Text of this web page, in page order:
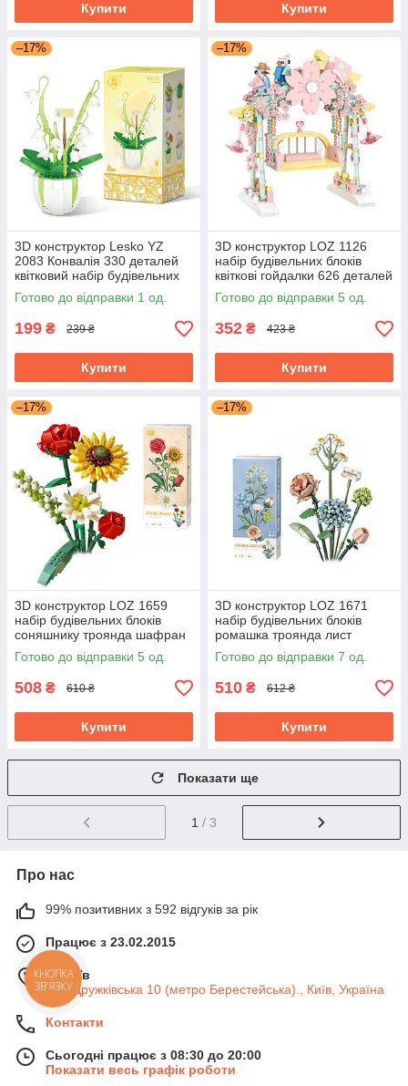
Купити Купити
–17%
3D конструктор Lesko YZ
2083 Конвалія 330 деталей
квітковий набір будівельних
блоків
Готово до відправки 1 од.
199 ₴ 239 ₴
Купити
–17%
3D конструктор LOZ 1126
набір будівельних блоків
квіткові гойдалки 626 деталей
пластиковий
Готово до відправки 5 од.
352 ₴ 423 ₴
Купити
–17%
3D конструктор LOZ 1659
набір будівельних блоків
соняшнику троянда шафран
звіробою 568 деталей
пластиковий
Готово до відправки 5 од.
508 ₴ 610 ₴
Купити
–17%
3D конструктор LOZ 1671
набір будівельних блоків
ромашка троянда лист
гортензії 680 деталей
пластиковий
Готово до відправки 7 од.
510 ₴ 612 ₴
Купити
Показати ще
1 / 3
Про нас
99% позитивних з 592 відгуків за рік
Працює з 23.02.2015
м. Київ
вул. Дружківська 10 (метро Берестейська)., Київ, Україна
Контакти
Сьогодні працює з 08:30 до 20:00
Показати весь графік роботи
КНОПКА
ЗВ'ЯЗКУ